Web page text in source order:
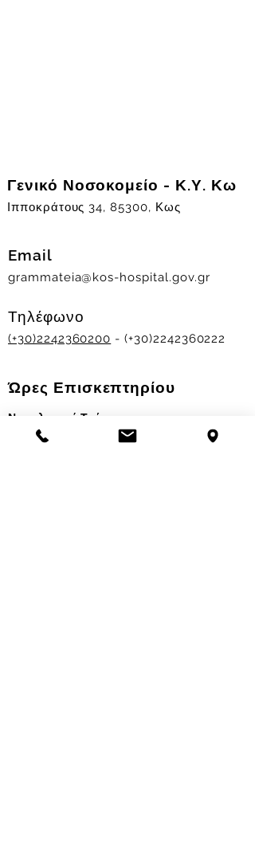
Γενικό Νοσοκομείο - Κ.Υ. Κω
Ιπποκράτους 34, 85300, Κως
Email
grammateia@kos-hospital.gov.gr
Τηλέφωνο
(+30)2242360200 - (+30)2242360222
Ώρες Επισκεπτηρίου
Νοσηλευτικά Τμήματα
Χειμερινό ωράριο: 11.00-13.00
17.30-19.30